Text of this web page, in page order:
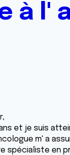
à
ans et je suis
m' a
spécialiste en